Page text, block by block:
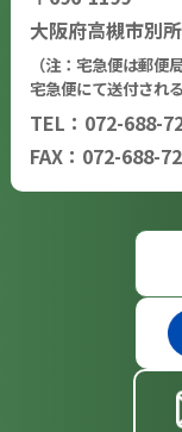
大阪府高槻市別
（注：宅急便は郵便
宅急便にて送付され
TEL：072-688-
FAX：072-688-